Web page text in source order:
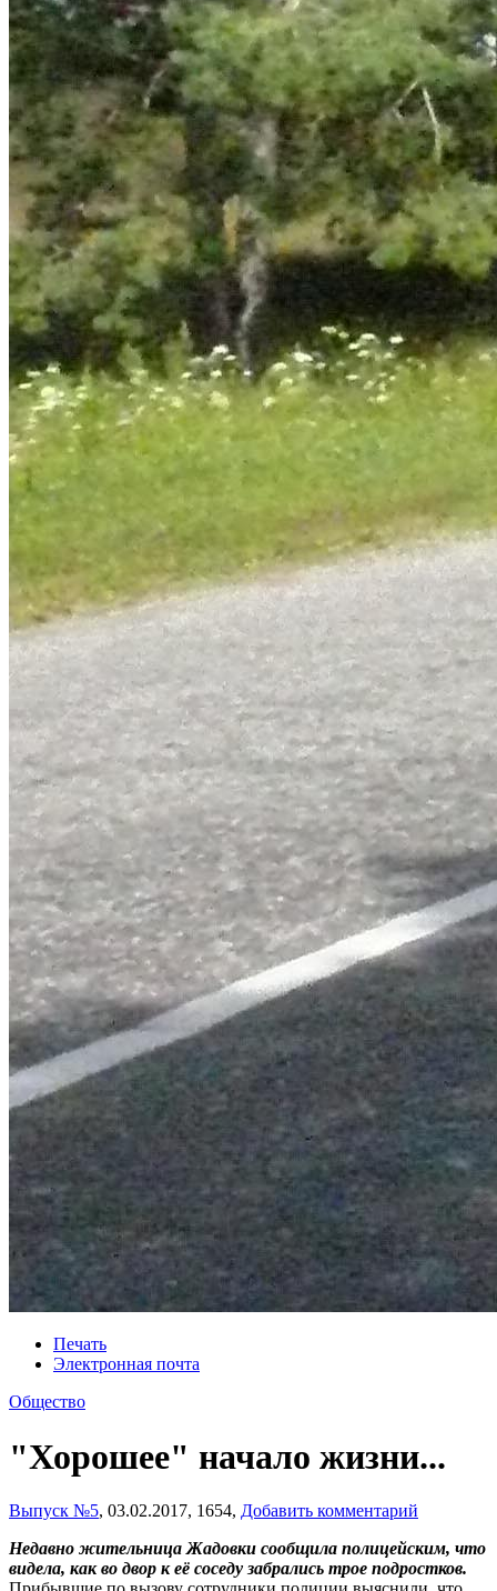
Печать
Электронная почта
Общество
"Хорошее" начало жизни...
Выпуск №5, 03.02.2017, 1654, Добавить комментарий
Недавно жительница Жадовки сообщила полицейским, что
видела, как во двор к её соседу забрались трое подростков.